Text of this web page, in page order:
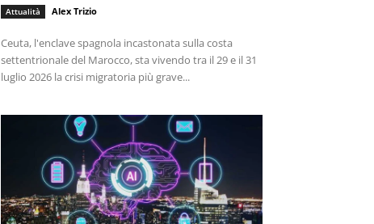
Attualità Alex Trizio
Ceuta, l'enclave spagnola incastonata sulla costa
settentrionale del Marocco, sta vivendo tra il 29 e il 31
luglio 2026 la crisi migratoria più grave...